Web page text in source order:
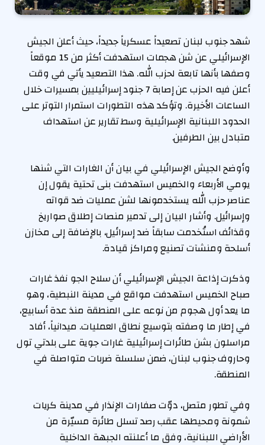
شهد جنوب لبنان تصعيداً عسكرياً جديداً، حيث أعلن الجيش
الإسرائيلي عن شن هجمات استهدفت أكثر من 15 موقعاً
وصفها بأنها تابعة لحزب الله. هذا التصعيد يأتي في وقت
أعلن فيه الحزب عن إصابة 7 جنود إسرائيليين بمسيرات خلال
الساعات الأخيرة. وتؤكد هذه التطورات استمرار التوتر على
الحدود اللبنانية الإسرائيلية وسط تقارير عن استهداف
متبادل بين الطرفين.
وأوضح الجيش الإسرائيلي في بيان أن الغارات التي شنها
يومي الأربعاء والخميس استهدفت بنى تحتية يقول إن
عناصر حزب الله يستخدمونها لشن عمليات ضد قواته
وإسرائيل. وأشار البيان إلى تدمير منصات إطلاق صواريخ
وقذائف استُخدمت سابقاً ضد إسرائيل، بالإضافة إلى مخازن
أسلحة ومنشآت تصنيع ومراكز قيادة.
وذكرت إذاعة الجيش الإسرائيلي أن سلاح الجو نفذ غارات
صباح الخميس استهدفت مواقع في مدينة النبطية، وهو
ما يعد أول هجوم من نوعه على المنطقة منذ عدة أسابيع،
في إطار ما وصفته بتوسيع نطاق العمليات. ميدانياً، أفاد
مراسلون بشن طائرات إسرائيلية غارات جوية على بلدتي تول
وحاروف جنوب لبنان، ضمن سلسلة ضربات متواصلة في
المنطقة.
وفي تطور متصل، دوّت صفارات الإنذار في مدينة كريات
شمونة ومحيطها عقب رصد تسلل طائرة مسيّرة من
الأراضي اللبنانية، وفق ما أعلنته الجبهة الداخلية